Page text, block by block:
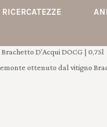
RICERCATEZZE
Brachetto D'Acqui DOCG | 0,75l
ottenuto dal vitigno